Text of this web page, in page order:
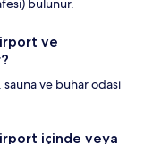
bulunur.
ve
ve buhar odası
içinde veya